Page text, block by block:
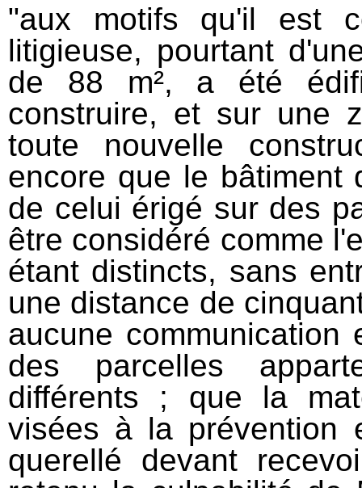
"aux motifs qu'il est
litigieuse, pourtant
de 88 m², a été
construire, et sur une
toute nouvelle
encore que le bâtiment
de celui érigé sur des
être considéré comme
étant distincts, sans
une distance de
aucune
des parcelles
différents ; que la
visées à la prévention
querellé devant